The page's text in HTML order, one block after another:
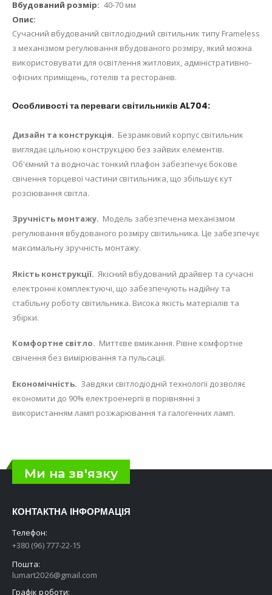
40-70 мм
Сучасний вбудований світлодіодний світильник типу Frameless
з механізмом регулювання вбудованого розміру, який можна
використовувати для освітлення житлових, адміністративно-
офісних приміщень, готелів та ресторанів.
Особливості та переваги світильників AL704:
Дизайн та конструкція. Безрамковий корпус світильник
виглядає цільною конструкцією без зайвих елементів.
Об'ємний та водночас тонкий плафон забезпечує бокове
свічення торцевої частини світильника, що збільшує кут
розсіювання світла.
Зручність монтажу. Модель забезпечена механізмом
регулювання вбудованого розміру світильника. Це забезпечує
максимальну зручність монтажу.
Якість конструкції. Якісний вбудований драйвер та сучасні
електронні комплектуючі, що забезпечують надійну та
стабільну роботу світильника. Висока якість матеріалів та
збірки.
Комфортне світло. Миттєве вмикання. Рівне комфортне
свічення без вимірювання та пульсації.
Економічність. Завдяки світлодіодній технології дозволяє
економити до 90% електроенергії в порівнянні з
використанням ламп розжарювання та галогенних ламп.
Ми на зв'язку
КОНТАКТНА ІНФОРМАЦІЯ
Телефон:
+380 (96) 777-22-15
Пошта:
lumart2026@gmail.com
Графік роботи: